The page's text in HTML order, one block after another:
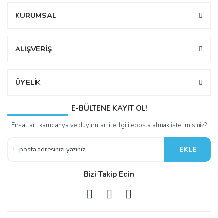
KURUMSAL
ALIŞVERİŞ
ÜYELİK
E-BÜLTENE KAYIT OL!
Fırsatları, kampanya ve duyuruları ile ilgili eposta almak ister misiniz?
EKLE
Bizi Takip Edin